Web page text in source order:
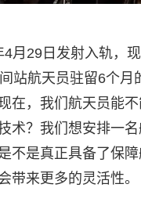
29日发射入轨，
站航天员驻留6个月
在，我们航天员能
术？我们想安排一
不是真正具备了保
带来更多的灵活性。